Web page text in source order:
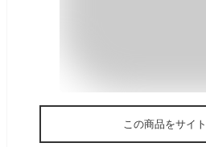
この商品をサイ